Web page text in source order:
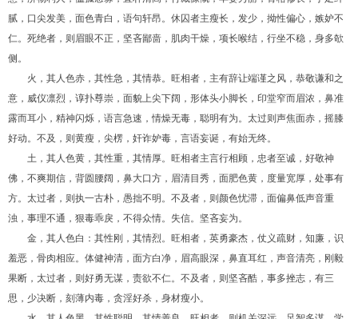
腻，口尖发美，面色青白，语句轩昂。休囚者主瘦长，发少，拗性偏心，嫉妒不
仁。死绝者，则眉眼不正，坚吝鄙啬，肌肉干燥，项长喉结，行坐不稳，身多欹
侧。
火，其人色赤，其性急，其情恭。旺相者，主有辞让端谨之风，恭敬谦和之
意，威仪凛烈，谆扑尊崇，面貌上尖下阔，形体头小脚长，印堂窄而眉浓，鼻准
露而耳小，精神闪烁，语言急速，情燥无毒，聪明有为。太过则声焦面赤，摇膝
好动。不及，则黄瘦，尖楞，奸诈妒毒，言语妄诞，有始无终。
土，其人色黄，其性重，其情厚。旺相者主言行相顾，忠者至诚，好敬神
佛，不爽期信，背圆腰阔，鼻大口方，眉清目秀，面肥色黄，度量宽厚，处事有
方。太过者，则执一古朴，愚拙不明。不及者，则颜色忧滞，面偏鼻低声音重
浊，事理不通，狠毒乖戾，不得众情。失信。坚吝妄为。
金，其人色白：其性刚，其情烈。旺相者，英勇豪杰，仗义疏财，知廉，识
羞恶，骨肉相应。体健神清，面方白净，眉高眼深，鼻直耳红，声音清亮，刚毅
果断，太过者，则好勇无谋，责欲不仁。不及者，则坚吝酷，事多挫志，有三
思，少决断，刻薄内毒，贪淫好杀，身材瘦小。